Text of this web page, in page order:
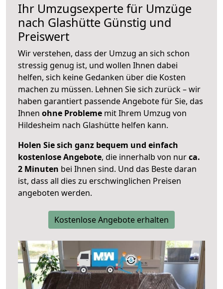
Ihr Umzugsexperte für Umzüge
nach Glashütte Günstig und
Preiswert
Wir verstehen, dass der Umzug an sich schon
stressig genug ist, und wollen Ihnen dabei
helfen, sich keine Gedanken über die Kosten
machen zu müssen. Lehnen Sie sich zurück – wir
haben garantiert passende Angebote für Sie, das
Ihnen ohne Probleme mit Ihrem Umzug von
Hildesheim nach Glashütte helfen kann.
Holen Sie sich ganz bequem und einfach
kostenlose Angebote, die innerhalb von nurca.
2 Minuten bei Ihnen sind. Und das Beste daran
ist, dass all dies zu erschwinglichen Preisen
angeboten werden.
Kostenlose Angebote erhalten